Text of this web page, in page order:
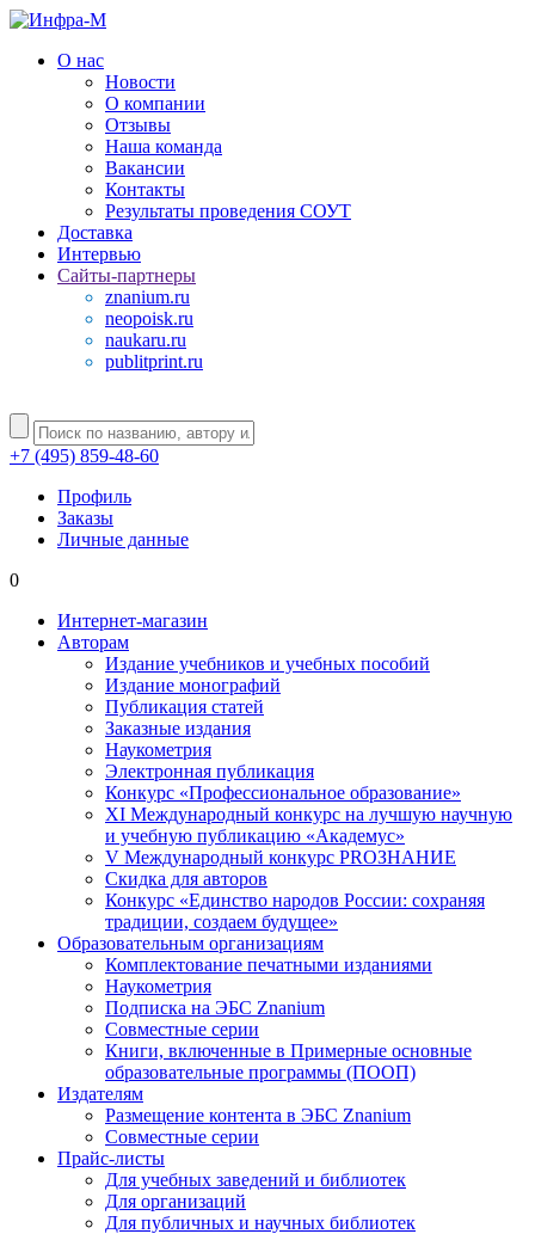
О нас
Новости
О компании
Отзывы
Наша команда
Вакансии
Контакты
Результаты проведения СОУТ
Доставка
Интервью
Сайты-партнеры
znanium.ru
neopoisk.ru
naukaru.ru
publitprint.ru
+7 (495) 859-48-60
Профиль
Заказы
Личные данные
0
Интернет-магазин
Авторам
Издание учебников и учебных пособий
Издание монографий
Публикация статей
Заказные издания
Наукометрия
Электронная публикация
Конкурс «Профессиональное образование»
XI Международный конкурс на лучшую научную
и учебную публикацию «Академус»
V Международный конкурс PROЗНАНИЕ
Скидка для авторов
Конкурс «Единство народов России: сохраняя
традиции, создаем будущее»
Образовательным организациям
Комплектование печатными изданиями
Наукометрия
Подписка на ЭБС Znanium
Совместные серии
Книги, включенные в Примерные основные
образовательные программы (ПООП)
Издателям
Размещение контента в ЭБС Znanium
Совместные серии
Прайс-листы
Для учебных заведений и библиотек
Для организаций
Для публичных и научных библиотек